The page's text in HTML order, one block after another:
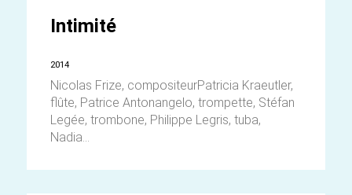
Intimité
2014
Nicolas Frize, compositeurPatricia Kraeutler,
flûte, Patrice Antonangelo, trompette, Stéfan
Legée, trombone, Philippe Legris, tuba,
Nadia...